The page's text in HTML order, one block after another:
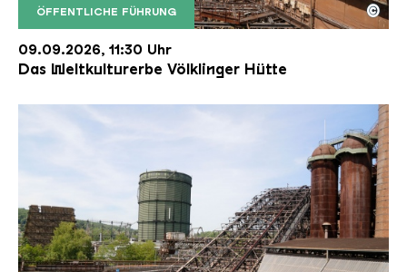
ÖFFENTLICHE FÜHRUNG
Der Erzschrägaufzug der Völklinger Hütte mit
Copyright: Weltkulturerbe Völklinger Hütte | Karl
©
09.09.2026, 11:30 Uhr
Das Weltkulturerbe Völklinger Hütte